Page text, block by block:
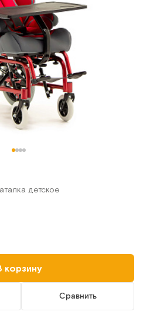
детское
корзину
Сравнить